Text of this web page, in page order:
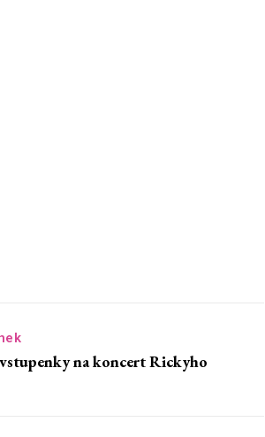
na koncert Rickyho